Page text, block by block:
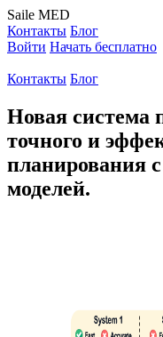
Saile MED
Контакты Блог
Войти Начать бесплатно
Контакты Блог
Новая система
точного и
планирования
моделей.